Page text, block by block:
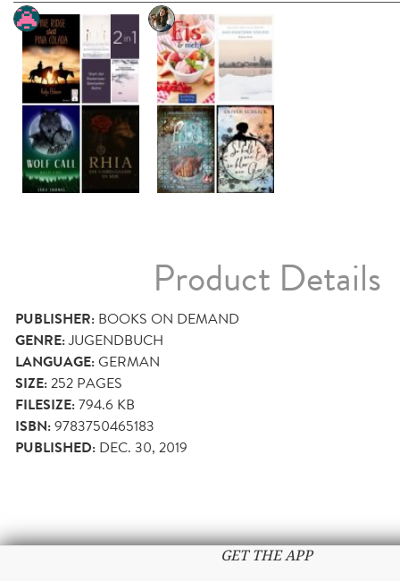
Product Details
PUBLISHER: BOOKS ON DEMAND
GENRE:JUGENDBUCH
LANGUAGE:GERMAN
SIZE:252 PAGES
FILESIZE:794.6 KB
ISBN:9783750465183
PUBLISHED: DEC. 30, 2019
GET THE APP